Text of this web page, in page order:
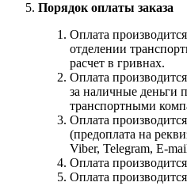
Порядок оплаты заказа
Оплата
отделении
расчет в гривнах.
Оплата
за наличные деньги
транспортными
Оплата
(предоплата на
Viber, Telegram, E-
Оплата
Оплата